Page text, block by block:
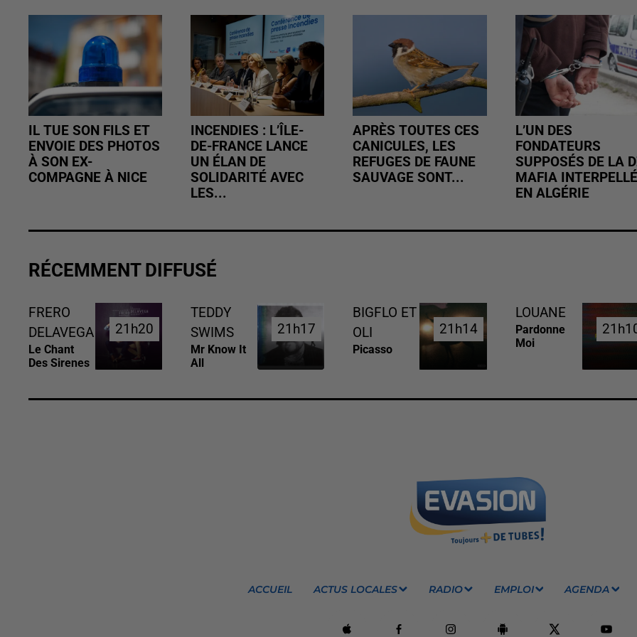
IL TUE SON FILS ET
ENVOIE DES PHOTOS
À SON EX-
COMPAGNE À NICE
INCENDIES : L’ÎLE-
DE-FRANCE LANCE
UN ÉLAN DE
SOLIDARITÉ AVEC
LES...
APRÈS TOUTES CES
CANICULES, LES
REFUGES DE FAUNE
SAUVAGE SONT...
L’UN DES
FONDATEURS
SUPPOSÉS DE LA
MAFIA INTERPELLÉ
EN ALGÉRIE
RÉCEMMENT DIFFUSÉ
FRERO
DELAVEGA
Le Chant
Des Sirenes
21h20
21h20
TEDDY
SWIMS
Mr Know It
All
21h17
21h17
BIGFLO ET
OLI
Picasso
21h14
21h14
LOUANE
Pardonne
Moi
ACCUEIL ACTUS LOCALES RADIO EMPLOI AGENDA